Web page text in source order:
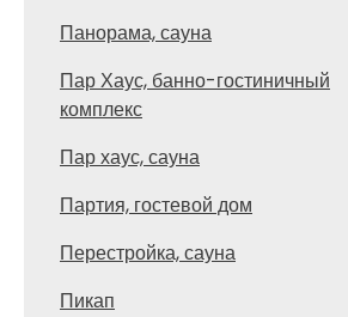
Панорама, сауна
Пар Хаус, банно-гостиничный
комплекс
Пар хаус, сауна
Партия, гостевой дом
Перестройка, сауна
Пикап